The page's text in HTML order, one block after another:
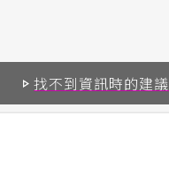
找不到資訊時的建議